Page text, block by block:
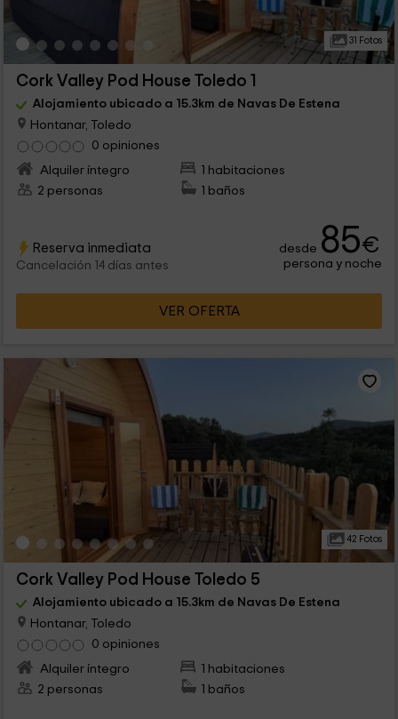
31 Fotos
Cork Valley Pod House Toledo 1
Alojamiento ubicado a 15.3km de Navas De Estena
Hontanar, Toledo
0 opiniones
Alquiler íntegro
1 habitaciones
2 personas
1 baños
Reserva inmediata
Cancelación 14 días antes
desde 85€
persona y noche
VER OFERTA
42 Fotos
Cork Valley Pod House Toledo 5
Alojamiento ubicado a 15.3km de Navas De Estena
Hontanar, Toledo
0 opiniones
Alquiler íntegro
1 habitaciones
2 personas
1 baños